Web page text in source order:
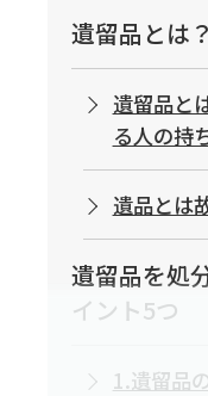
遺留品とは
遺留品と
る人の持
遺品とは
遺留品を処
イント5つ
1.遺留品